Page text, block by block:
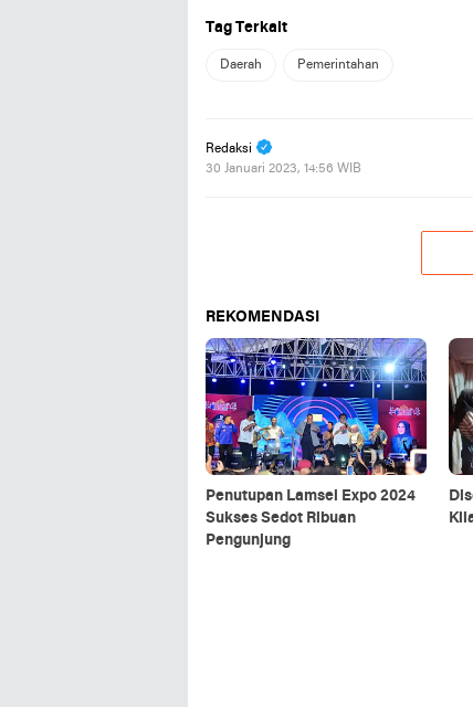
Tag Terkait
Daerah Pemerintahan
Redaksi
30 Januari 2023, 14:56 WIB
REKOMENDASI
Penutupan Lamsel Expo 2024
Sukses Sedot Ribuan
Pengunjung